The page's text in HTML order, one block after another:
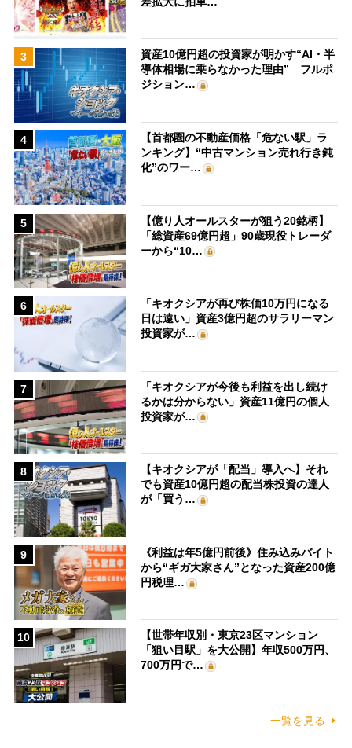
3
資産10億円超の投資家が明かす“AI・半
導体相場に乗らなかった理由” フルポ
ジション…
4
【首都圏の不動産価格「危ない駅」ラ
ンキング】“中古マンション売れ行き鈍
化”のワー…
5
【億り人オールスターが狙う20銘柄】
「総資産69億円超」90歳現役トレーダ
ーから“10…
6
「キオクシアが再び株価10万円になる
日は遠い」資産3億円超のサラリーマン
投資家が…
7
「キオクシアが今後も利益を出し続け
るかは分からない」資産11億円の個人
投資家が…
8
【キオクシアが「配当」導入へ】それ
でも資産10億円超の配当株投資の達人
が「買う…
9
《利益は年5億円前後》住み込みバイト
から“ギガ大家さん”となった資産200億
円税理…
10
【世帯年収別・東京23区マンション
「狙い目駅」を大公開】年収500万円、
700万円で…
一覧を見る